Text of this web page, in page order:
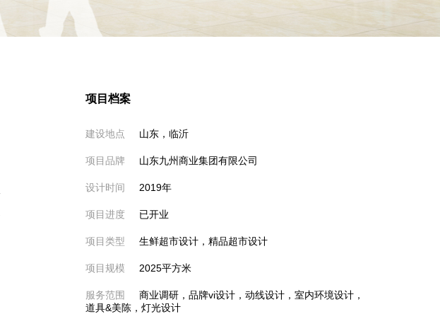
项目档案
建设地点 山东，临沂
项目品牌 山东九州商业集团有限公司
设计时间 2019年
项目进度 已开业
项目类型 生鲜超市设计，精品超市设计
项目规模 2025平方米
服务范围
商业调研，品牌vi设计，动线设计，室内环境设计，
道具&美陈，灯光设计